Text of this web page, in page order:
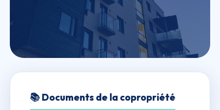
11 rue des Prés
📚 Documents de la copropriété